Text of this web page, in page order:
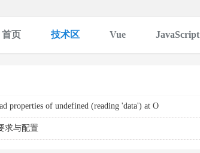
首页 技术区 Vue JavaScript
properties of undefined (reading 'data') at O
求与配置